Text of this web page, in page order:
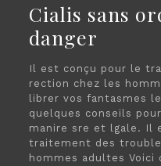
Cialis sans
danger
Il est conçu pour le
rection chez les
librer vos fantasmes
quelques conseils
manire sre et lgale. Il
traitement des
hommes adultes Voici